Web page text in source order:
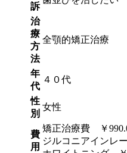
訴
治
療
方
法
全顎的矯正治療
年
代
４０代
性
別
女性
費
用
矯正治療費 ￥
ジルコニアインレ